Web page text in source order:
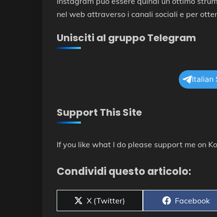
nel web attraverso i canali sociali e per
Unisciti al gruppo Telegram
Italian
Support This Site
If you like what I do please support me on
Condividi questo articolo:
Share
on
X (Twitter)
Share
Facebook